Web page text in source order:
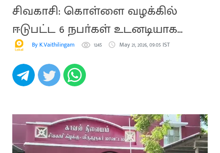
சிவகாசி: கொள்ளை வழக்கில்
ஈடுபட்ட 6 நபா்கள் உடனடியாக
கைதுBy K.Vaithilingam 1245 May 21, 2026, 09:05 IST